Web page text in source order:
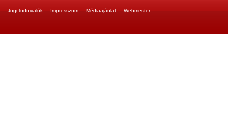
Jogi tudnivalók Impresszum Médiaajánlat Webmester